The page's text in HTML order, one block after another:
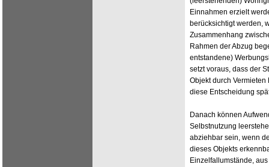
Einnahmen erzielt
berücksichtigt werden,
Zusammenhang
Rahmen der Abzug
entstandene)
setzt voraus, dass der
Objekt durch Vermieten
diese Entscheidung
Danach können
Selbstnutzung
abziehbar sein, wenn
dieses Objekts
Einzelfallumstände,